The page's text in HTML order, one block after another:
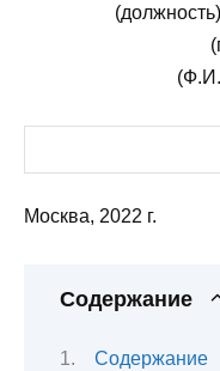
Москва, 2022 г.
Содержание
Содержание